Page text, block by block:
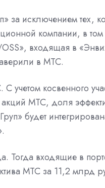
за исключением тех,
компании, в том
входящая в
в МТС.
косвенного
МТС, доля
будет
Тогда входящие в
МТС за 11,2 млрд